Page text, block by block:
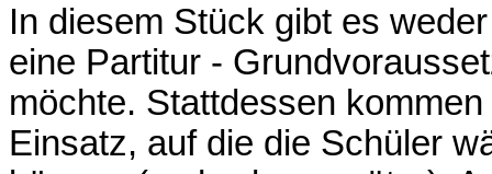
In diesem Stück gibt es
eine Partitur -
möchte. Stattdessen
Einsatz, auf die die Schüler